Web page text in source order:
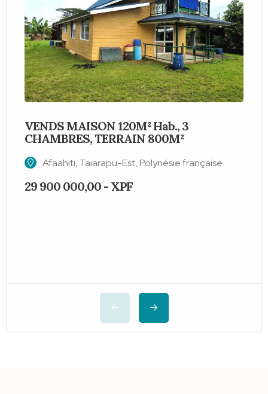
VENDS MAISON 120M² Hab., 3
CHAMBRES, TERRAIN 800M²
Afaahiti, Taiarapu-Est, Polynésie française
29 900 000,00 - XPF